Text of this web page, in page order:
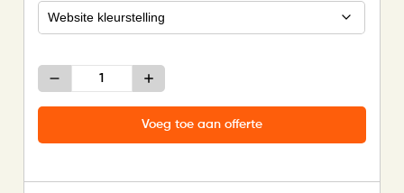
Glijbaan
vaste
Voeg toe aan offerte